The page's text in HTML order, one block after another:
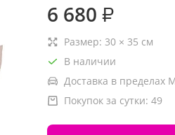
6 680 ₽
Размер: 30 × 35 см
В наличии
Доставка в пределах
Покупок за сутки: 49